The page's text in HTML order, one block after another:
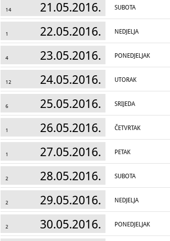
14 21.05.2016. SUBOTA
1 22.05.2016. NEDJELJA
4 23.05.2016. PONEDJELJAK
12 24.05.2016. UTORAK
6 25.05.2016. SRIJEDA
1 26.05.2016. ČETVRTAK
1 27.05.2016. PETAK
2 28.05.2016. SUBOTA
2 29.05.2016. NEDJELJA
2 30.05.2016. PONEDJELJAK